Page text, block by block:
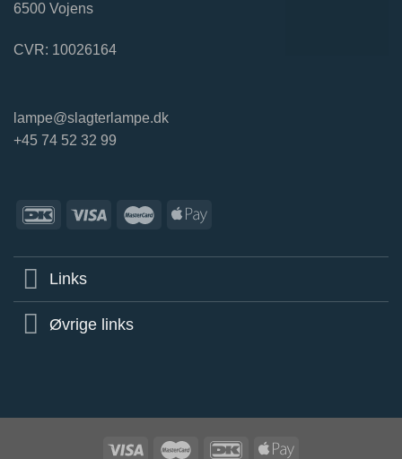
6500 Vojens
CVR: 10026164
lampe@slagterlampe.dk
+45 74 52 32 99
Links
Øvrige links